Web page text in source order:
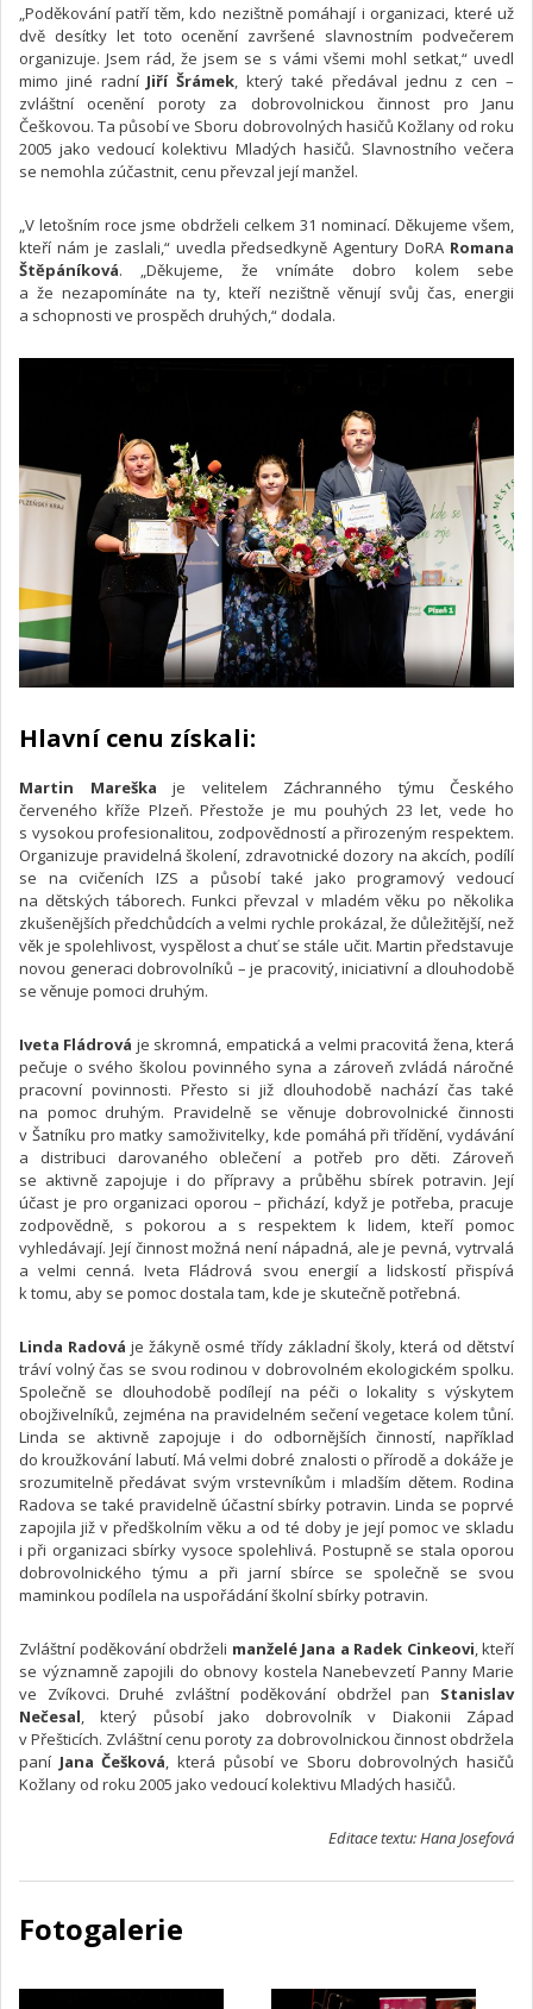
„Poděkování patří těm, kdo nezištně pomáhají i organizaci, které už
dvě desítky let toto ocenění završené slavnostním podvečerem
organizuje. Jsem rád, že jsem se s vámi všemi mohl setkat,“ uvedl
mimo jiné radní Jiří Šrámek , který také předával jednu z cen –
zvláštní ocenění poroty za dobrovolnickou činnost pro Janu
Češkovou. Ta působí ve Sboru dobrovolných hasičů Kožlany od roku
2005 jako vedoucí kolektivu Mladých hasičů. Slavnostního večera
se nemohla zúčastnit, cenu převzal její manžel.
„V letošním roce jsme obdrželi celkem 31 nominací. Děkujeme všem,
kteří nám je zaslali,“ uvedla předsedkyně Agentury DoRA Romana
Štěpáníková. „Děkujeme, že vnímáte dobro kolem sebe
a že nezapomínáte na ty, kteří nezištně věnují svůj čas, energii
a schopnosti ve prospěch druhých,“ dodala.
Hlavní cenu získali:
Martin Mareška je velitelem Záchranného týmu Českého
červeného kříže Plzeň. Přestože je mu pouhých 23 let, vede ho
s vysokou profesionalitou, zodpovědností a přirozeným respektem.
Organizuje pravidelná školení, zdravotnické dozory na akcích, podílí
se na cvičeních IZS a působí také jako programový vedoucí
na dětských táborech. Funkci převzal v mladém věku po několika
zkušenějších předchůdcích a velmi rychle prokázal, že důležitější, než
věk je spolehlivost, vyspělost a chuť se stále učit. Martin představuje
novou generaci dobrovolníků – je pracovitý, iniciativní a dlouhodobě
se věnuje pomoci druhým.
Iveta Fládrová je skromná, empatická a velmi pracovitá žena, která
pečuje o svého školou povinného syna a zároveň zvládá náročné
pracovní povinnosti. Přesto si již dlouhodobě nachází čas také
na pomoc druhým. Pravidelně se věnuje dobrovolnické činnosti
v Šatníku pro matky samoživitelky, kde pomáhá při třídění, vydávání
a distribuci darovaného oblečení a potřeb pro děti. Zároveň
se aktivně zapojuje i do přípravy a průběhu sbírek potravin. Její
účast je pro organizaci oporou – přichází, když je potřeba, pracuje
zodpovědně, s pokorou a s respektem k lidem, kteří pomoc
vyhledávají. Její činnost možná není nápadná, ale je pevná, vytrvalá
a velmi cenná. Iveta Fládrová svou energií a lidskostí přispívá
k tomu, aby se pomoc dostala tam, kde je skutečně potřebná.
Linda Radová je žákyně osmé třídy základní školy, která od dětství
tráví volný čas se svou rodinou v dobrovolném ekologickém spolku.
Společně se dlouhodobě podílejí na péči o lokality s výskytem
obojživelníků, zejména na pravidelném sečení vegetace kolem tůní.
Linda se aktivně zapojuje i do odbornějších činností, například
do kroužkování labutí. Má velmi dobré znalosti o přírodě a dokáže je
srozumitelně předávat svým vrstevníkům i mladším dětem. Rodina
Radova se také pravidelně účastní sbírky potravin. Linda se poprvé
zapojila již v předškolním věku a od té doby je její pomoc ve skladu
i při organizaci sbírky vysoce spolehlivá. Postupně se stala oporou
dobrovolnického týmu a při jarní sbírce se společně se svou
maminkou podílela na uspořádání školní sbírky potravin.
Zvláštní poděkování obdrželi manželé Jana a Radek Cinkeovi, kteří
se významně zapojili do obnovy kostela Nanebevzetí Panny Marie
ve Zvíkovci. Druhé zvláštní poděkování obdržel pan Stanislav
Nečesal, který působí jako dobrovolník v Diakonii Západ
v Přešticích. Zvláštní cenu poroty za dobrovolnickou činnost obdržela
paní Jana Češková, která působí ve Sboru dobrovolných hasičů
Kožlany od roku 2005 jako vedoucí kolektivu Mladých hasičů.
Editace textu: Hana Josefová
Fotogalerie